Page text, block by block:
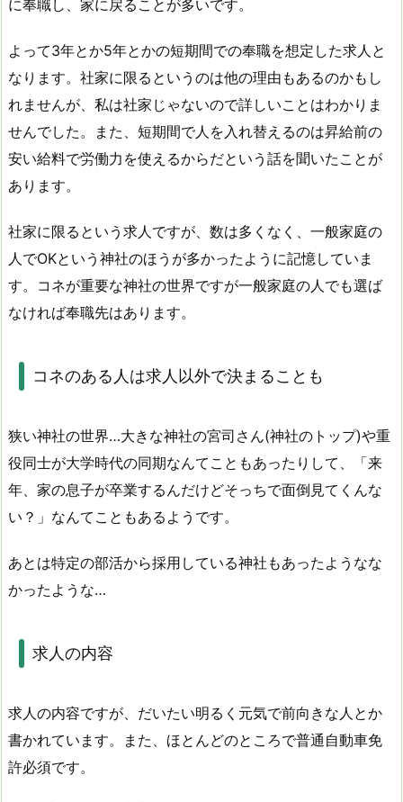
に奉職し、家に戻ることが多いです。
よって3年とか5年とかの短期間での奉職を想定した求人と
なります。社家に限るというのは他の理由もあるのかもし
れませんが、私は社家じゃないので詳しいことはわかりま
せんでした。また、短期間で人を入れ替えるのは昇給前の
安い給料で労働力を使えるからだという話を聞いたことが
あります。
社家に限るという求人ですが、数は多くなく、一般家庭の
人でOKという神社のほうが多かったように記憶していま
す。コネが重要な神社の世界ですが一般家庭の人でも選ば
なければ奉職先はあります。
コネのある人は求人以外で決まることも
狭い神社の世界…大きな神社の宮司さん(神社のトップ)や重
役同士が大学時代の同期なんてこともあったりして、「来
年、家の息子が卒業するんだけどそっちで面倒見てくんな
い？」なんてこともあるようです。
あとは特定の部活から採用している神社もあったようなな
かったような…
求人の内容
求人の内容ですが、だいたい明るく元気で前向きな人とか
書かれています。また、ほとんどのところで普通自動車免
許必須です。